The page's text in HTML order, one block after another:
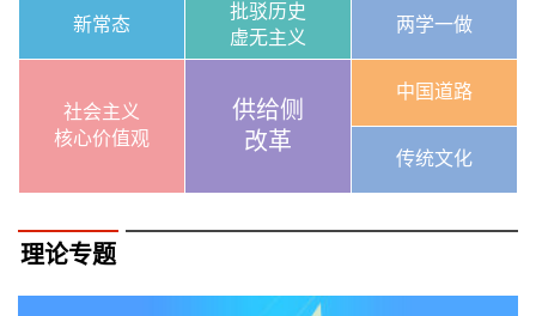
新常态
批驳历史
虚无主义
两学一做
社会主义
核心价值观
供给侧
改革
中国道路
传统文化
理论专题